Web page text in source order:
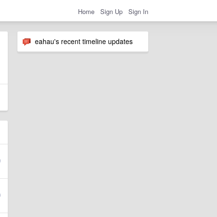
Home Sign Up Sign In
eahau's recent timeline updates